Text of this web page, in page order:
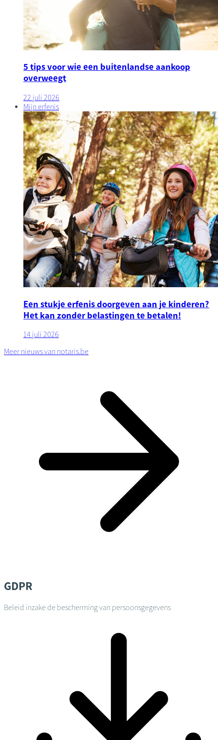
5 tips voor wie een buitenlandse aankoop
overweegt
22 juli 2026
Mijn erfenis
Een stukje erfenis doorgeven aan je kinderen?
Het kan zonder belastingen te betalen!
14 juli 2026
Meer nieuws van notaris.be
GDPR
Beleid inzake de bescherming van persoonsgegevens